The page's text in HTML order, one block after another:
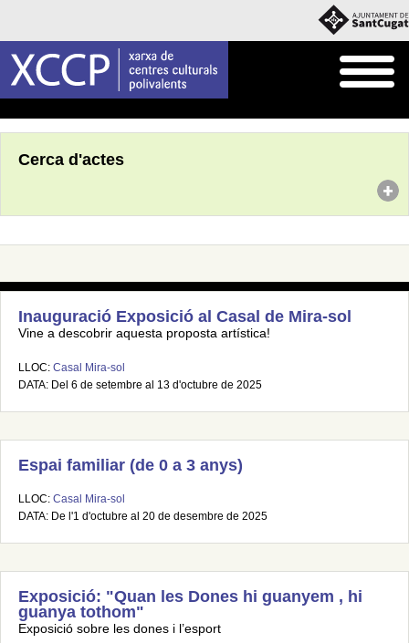
Cerca d'actes
Inauguració Exposició al Casal de Mira-sol
Vine a descobrir aquesta proposta artística!
LLOC: Casal Mira-sol
DATA: Del 6 de setembre al 13 d'octubre de 2025
Espai familiar (de 0 a 3 anys)
LLOC: Casal Mira-sol
DATA: De l'1 d'octubre al 20 de desembre de 2025
Exposició: "Quan les Dones hi guanyem , hi
guanya tothom"
Exposició sobre les dones i l’esport